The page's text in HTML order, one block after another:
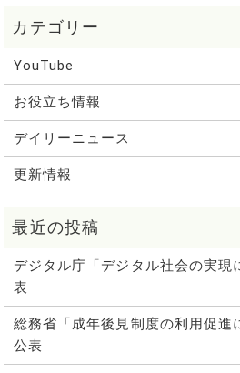
YouTube
お役立ち情報
デイリーニュース
更新情報
デジタル庁「デジタル社会の実現
表
総務省「成年後見制度の利用促進
公表